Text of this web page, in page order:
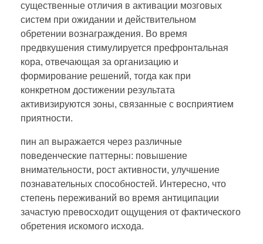
существенные отличия в активации мозговых
систем при ожидании и действительном
обретении вознаграждения. Во время
предвкушения стимулируется префронтальная
кора, отвечающая за организацию и
формирование решений, тогда как при
конкретном достижении результата
активизируются зоны, связанные с восприятием
приятности.
пин ап выражается через различные
поведенческие паттерны: повышение
внимательности, рост активности, улучшение
познавательных способностей. Интересно, что
степень переживаний во время антиципации
зачастую превосходит ощущения от фактического
обретения искомого исхода.